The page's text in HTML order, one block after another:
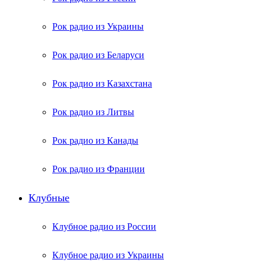
Рок радио из Украины
Рок радио из Беларуси
Рок радио из Казахстана
Рок радио из Литвы
Рок радио из Канады
Рок радио из Франции
Клубные
Клубное радио из России
Клубное радио из Украины